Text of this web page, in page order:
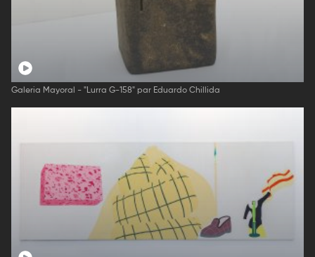
Galeria Mayoral - "Lurra G-158" par Eduardo Chillida